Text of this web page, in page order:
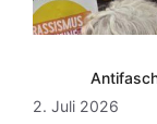
2. Juli 2026